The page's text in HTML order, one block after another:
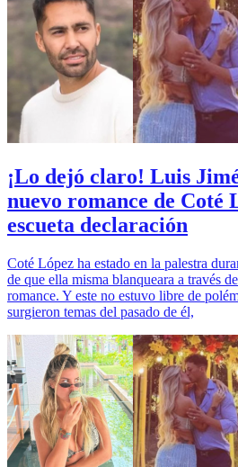
¡Lo dejó claro! Luis
nuevo romance de Coté
escueta declaración
Coté López ha estado en la palestra
de que ella misma blanqueara a través
romance. Y este no estuvo libre de
surgieron temas del pasado de él,